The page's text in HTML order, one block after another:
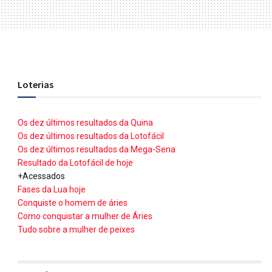
Loterias
Os dez últimos resultados da Quina
Os dez últimos resultados da Lotofácil
Os dez últimos resultados da Mega-Sena
Resultado da Lotofácil de hoje
+Acessados
Fases da Lua hoje
Conquiste o homem de áries
Como conquistar a mulher de Áries
Tudo sobre a mulher de peixes